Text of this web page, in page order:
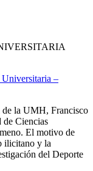
–
de la UMH, Francisco
de Ciencias
El motivo de
ilicitano y la
del Deporte